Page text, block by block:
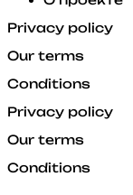
Privacy policy
Our terms
Conditions
Privacy policy
Our terms
Conditions